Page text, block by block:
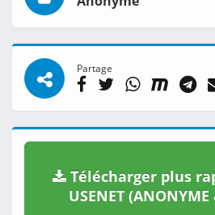
Partage
Télécharger plus
USENET